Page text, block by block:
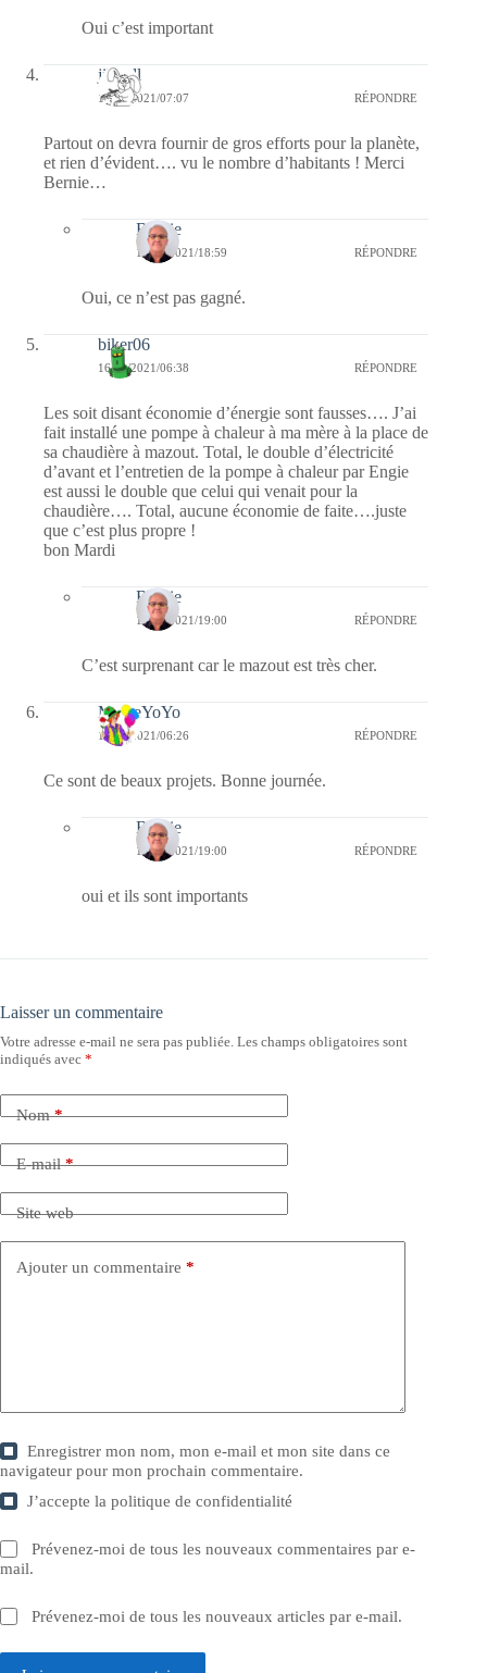
Oui c’est important
jill bill
16/11/2021/07:07 RÉPONDRE
Partout on devra fournir de gros efforts pour la planète,
et rien d’évident…. vu le nombre d’habitants ! Merci
Bernie…
Bernie
17/11/2021/18:59 RÉPONDRE
Oui, ce n’est pas gagné.
biker06
16/11/2021/06:38 RÉPONDRE
Les soit disant économie d’énergie sont fausses…. J’ai
fait installé une pompe à chaleur à ma mère à la place de
sa chaudière à mazout. Total, le double d’électricité
d’avant et l’entretien de la pompe à chaleur par Engie
est aussi le double que celui qui venait pour la
chaudière…. Total, aucune économie de faite….juste
que c’est plus propre !
bon Mardi
Bernie
17/11/2021/19:00 RÉPONDRE
C’est surprenant car le mazout est très cher.
MemeYoYo
16/11/2021/06:26 RÉPONDRE
Ce sont de beaux projets. Bonne journée.
Bernie
17/11/2021/19:00 RÉPONDRE
oui et ils sont importants
Laisser un commentaire
Votre adresse e-mail ne sera pas publiée. Les champs obligatoires sont
indiqués avec *
Nom*
E-mail*
Site web
Ajouter un commentaire *
Enregistrer mon nom, mon e-mail et mon site dans ce
navigateur pour mon prochain commentaire.
J’accepte lapolitique de confidentialité
Prévenez-moi de tous les nouveaux commentaires par e-
mail.
Prévenez-moi de tous les nouveaux articles par e-mail.